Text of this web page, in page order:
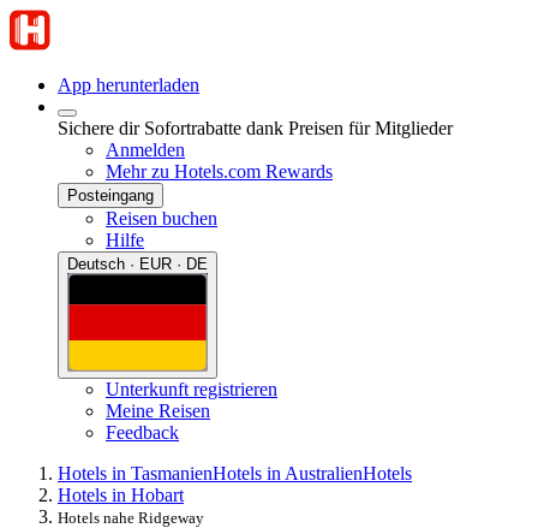
App herunterladen
Sichere dir Sofortrabatte dank Preisen für Mitglieder
Anmelden
Mehr zu Hotels.com Rewards
Posteingang
Reisen buchen
Hilfe
Deutsch · EUR · DE
Unterkunft registrieren
Meine Reisen
Feedback
Hotels in TasmanienHotels in AustralienHotels
Hotels in Hobart
Hotels nahe Ridgeway